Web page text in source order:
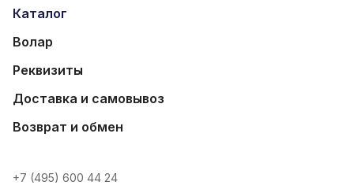
Каталог
Волар
Реквизиты
Доставка и самовывоз
Возврат и обмен
+7 (495) 600 44 24